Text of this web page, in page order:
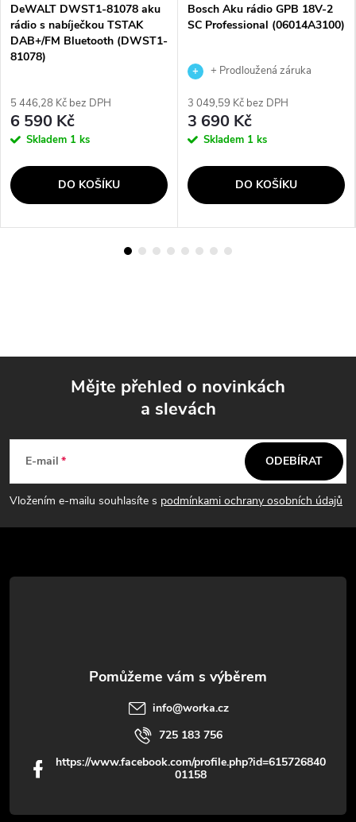
DeWALT DWST1-81078 aku
rádio s nabíječkou TSTAK
DAB+/FM Bluetooth (DWST1-
81078)
5 446,28 Kč bez DPH
6 590 Kč
Skladem 1 ks
DO KOŠÍKU
Bosch Aku rádio GPB 18V-2
SC Professional (06014A3100)
+ Prodloužená záruka
3 049,59 Kč bez DPH
3 690 Kč
Skladem 1 ks
DO KOŠÍKU
p
a
t
Mějte přehled o novinkách
a slevách
E-mail
Vložením e-mailu souhlasíte s podmínkami ochrany osobních údajů
ODEBÍRAT
info@worka.cz
725 183 756
https://www.facebook.com/profile.php?id=615726840
01158